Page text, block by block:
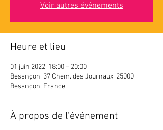
Voir autres événements
Heure et lieu
01 juin 2022, 18:00 – 20:00
Besançon, 37 Chem. des Journaux, 25000
Besançon, France
À propos de l'événement